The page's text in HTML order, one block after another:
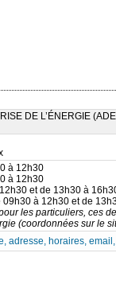
DE L’ÉNERGIE
à 12h30
à 12h30
et de 13h30 à
09h30 à 12h30 et de
les particuliers, ces
(coordonnées sur le
adresse, horaires,